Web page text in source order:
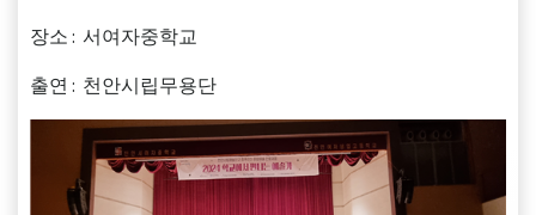
장소 : 서여자중학교
출연 : 천안시립무용단